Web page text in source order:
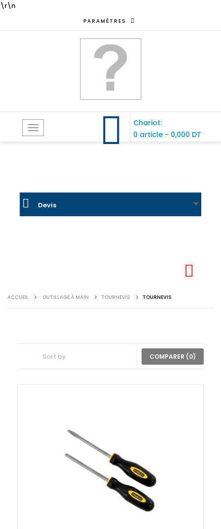
\r\n
PARAMÈTRES
Toggle
Chariot:
0 article - 0,000 DT
Devis
ACCUEIL OUTILLAGE À MAIN TOURNEVIS TOURNEVIS
COMPARER (0)